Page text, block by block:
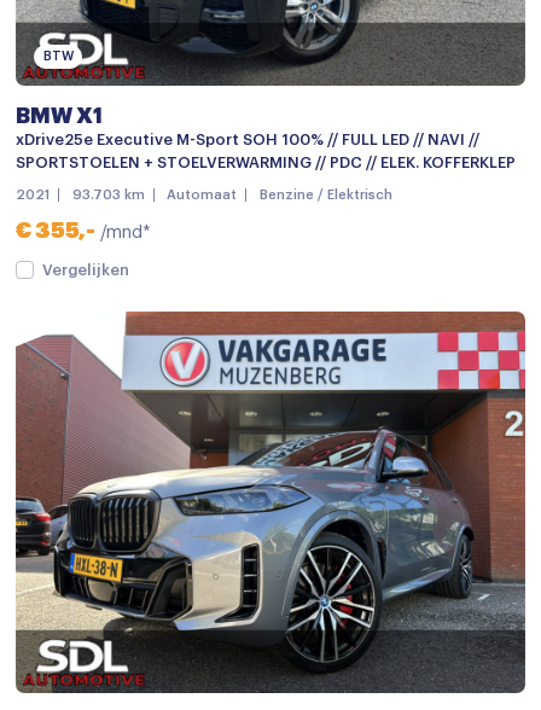
Buitenspiegels elektrisch verstelbaar
Buitenspiegels in carrosseriekleur
Bumpers in carrosseriekleur
Centrale deurvergrendeling met afstandsbediening
Chroom delen exterieur
Dakdraagsysteem
Dakrails
Dimlichten automatisch
Dimlichten automatisch en regensensor
Elek. bedienbare achterklep
Elektrisch bedienbare achterklep
Elektrisch glazen panorama-dak
Elektrisch glazen panorama-dak
Getint glas
Grootlichtassistent
BTW
BMW X1
xDrive25e Executive M-Sport SOH 100% // FULL LED // NAVI //
SPORTSTOELEN + STOELVERWARMING // PDC // ELEK. KOFFERKLEP
2021 93.703 km Automaat Benzine / Elektrisch
€ 355,- /mnd*
Vergelijken